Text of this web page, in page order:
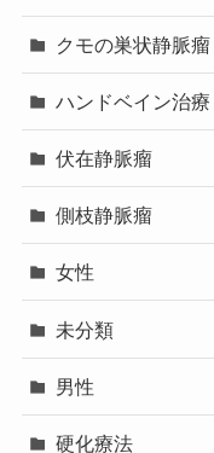
クモの巣状静脈瘤
ハンドベイン治療
伏在静脈瘤
側枝静脈瘤
女性
未分類
男性
硬化療法